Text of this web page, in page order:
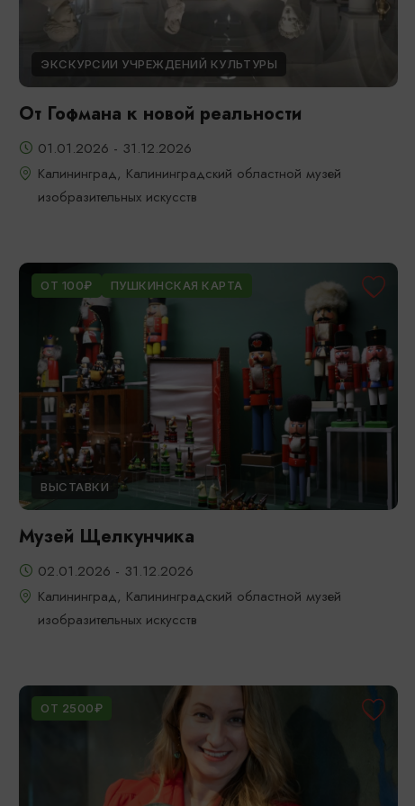
ЭКСКУРСИИ УЧРЕЖДЕНИЙ КУЛЬТУРЫ
От Гофмана к новой реальности
01.01.2026 - 31.12.2026
Калининград, Калининградский областной музей
изобразительных искусств
ОТ 100₽ ПУШКИНСКАЯ КАРТА
ВЫСТАВКИ
Музей Щелкунчика
02.01.2026 - 31.12.2026
Калининград, Калининградский областной музей
изобразительных искусств
ОТ 2500₽